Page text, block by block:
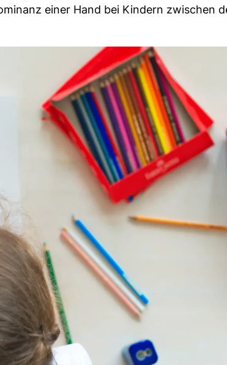
einer Hand bei Kindern zwischen